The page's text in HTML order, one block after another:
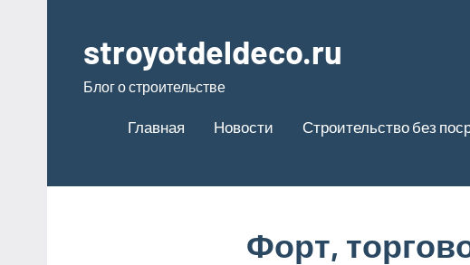
содержимому
stroyotdeldeco.ru
Блог о строительстве
Главная Новости Строительство без
Форт,